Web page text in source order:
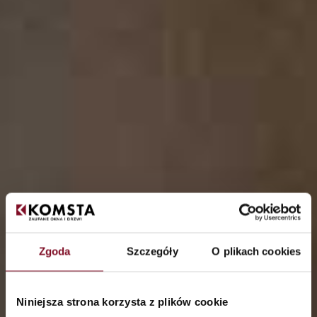
Zgoda Szczegóły O plikach cookies
Niniejsza strona korzysta z plików cookie